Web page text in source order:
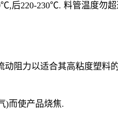
后220-230℃. 料管温度勿
阻力以适合其高粘度塑料
)而使产品烧焦.